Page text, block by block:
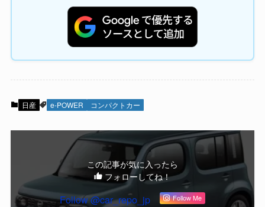
日産 e-POWER コンパクトカー
この記事が気に入ったら
フォローしてね！
Follow @car_repo_jp Follow Me